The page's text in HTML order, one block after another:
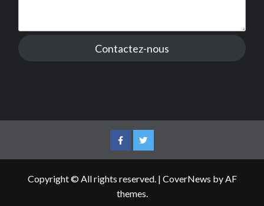
Contactez-nous
FacebookTwitter
Copyright © All rights reserved. | CoverNews by AF
themes.